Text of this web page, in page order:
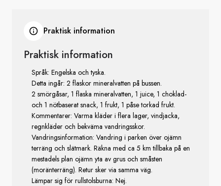
Praktisk information
Praktisk information
Språk: Engelska och tyska.
Detta ingår: 2 flaskor mineralvatten på bussen.
2 smörgåsar, 1 flaska mineralvatten, 1 juice, 1 choklad-
och 1 nötbaserat snack, 1 frukt, 1 påse torkad frukt.
Kommentarer: Varma kläder i flera lager, vindjacka,
regnkläder och bekväma vandringsskor.
Vandringsinformation: Vandring i parken över ojämn
terräng och slätmark. Räkna med ca 5 km tillbaka på en
mestadels plan ojämn yta av grus och småsten
(moränterräng). Retur sker via samma väg.
Lämpar sig för rullstolsburna: Nej.